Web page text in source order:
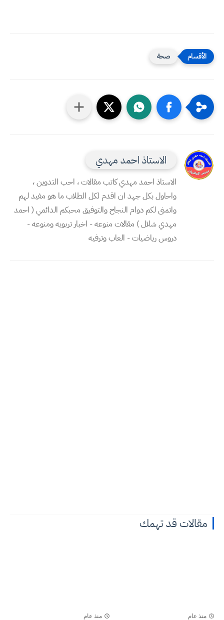
صحة
الاستاذ احمد مهدي
الاستاذ احمد مهدي كاتب مقالات ، احب التدوين ،
واحاول بكل جهد ان اقدم لكل الطلاب ما هو مفيد لهم
واتمنى لكم دوام النجاح والتوفيق محبكم الدائمي ( احمد
مهدي شلال ) مقالات منوعه - اخبار تربويه ومنوعه -
دروس رياضيات - العاب وترفيه
مقالات قد تهمك
منذ عام منذ عام